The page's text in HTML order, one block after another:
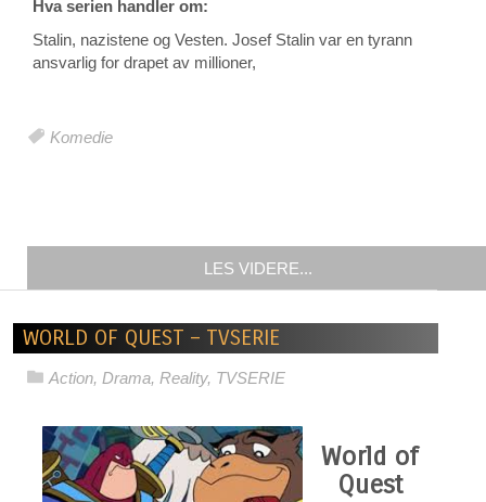
Hva serien handler om:
Stalin, nazistene og Vesten. Josef Stalin var en tyrann
ansvarlig for drapet av millioner,
Komedie
LES VIDERE...
WORLD OF QUEST – TVSERIE
Action, Drama, Reality, TVSERIE
World of
Quest